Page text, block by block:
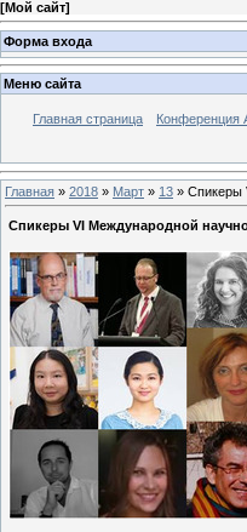
[Мой сайт]
Форма входа
Меню сайта
Главная страница
Главная » 2018 » Март » 13 » Спикеры
Спикеры VI Международной